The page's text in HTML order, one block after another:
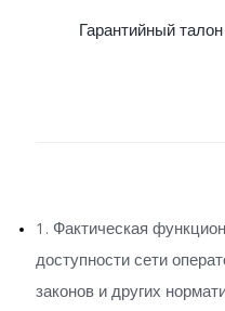
Гарантийный талон
1. Фактическая
доступности сети
законов и других